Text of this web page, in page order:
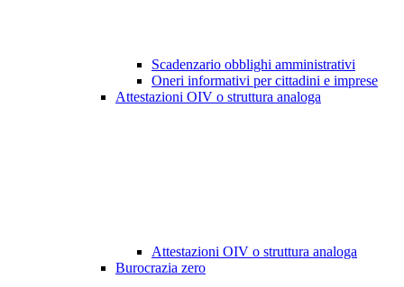
Scadenzario obblighi amministrativi
Oneri informativi per cittadini e imprese
Attestazioni OIV o struttura analoga
Attestazioni OIV o struttura analoga
Burocrazia zero